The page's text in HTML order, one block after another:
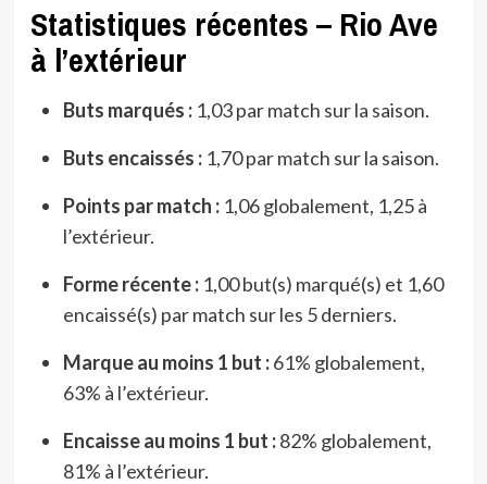
Statistiques récentes – Rio Ave
à l’extérieur
Buts marqués :1,03 par match sur la saison.
Buts encaissés :1,70 par match sur la saison.
Points par match :1,06 globalement, 1,25 à
l’extérieur.
Forme récente :1,00 but(s) marqué(s) et 1,60
encaissé(s) par match sur les 5 derniers.
Marque au moins 1 but :61% globalement,
63% à l’extérieur.
Encaisse au moins 1 but :82% globalement,
81% à l’extérieur.